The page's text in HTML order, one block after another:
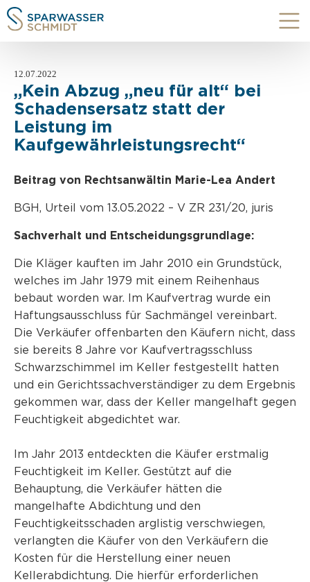
12.07.2022
„Kein Abzug „neu für alt“ bei
Schadensersatz statt der
Leistung im
Kaufgewährleistungsrecht“
Beitrag von Rechtsanwältin Marie-Lea Andert
BGH, Urteil vom 13.05.2022 – V ZR 231/20, juris
Sachverhalt und Entscheidungsgrundlage:
Die Kläger kauften im Jahr 2010 ein Grundstück,
welches im Jahr 1979 mit einem Reihenhaus
bebaut worden war. Im Kaufvertrag wurde ein
Haftungsausschluss für Sachmängel vereinbart.
Die Verkäufer offenbarten den Käufern nicht, dass
sie bereits 8 Jahre vor Kaufvertragsschluss
Schwarzschimmel im Keller festgestellt hatten
und ein Gerichtssachverständiger zu dem Ergebnis
gekommen war, dass der Keller mangelhaft gegen
Feuchtigkeit abgedichtet war.
Im Jahr 2013 entdeckten die Käufer erstmalig
Feuchtigkeit im Keller. Gestützt auf die
Behauptung, die Verkäufer hätten die
mangelhafte Abdichtung und den
Feuchtigkeitsschaden arglistig verschwiegen,
verlangten die Käufer von den Verkäufern die
Kosten für die Herstellung einer neuen
Kellerabdichtung. Die hierfür erforderlichen